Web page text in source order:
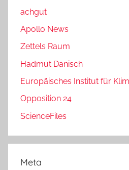
achgut
Apollo News
Zettels Raum
Hadmut Danisch
Europäisches Institut für
Opposition 24
ScienceFiles
Meta